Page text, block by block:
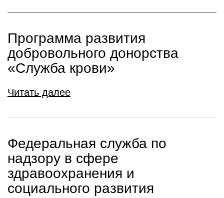
Программа развития
добровольного донорства
«Служба крови»
Читать далее
Федеральная служба по
надзору в сфере
здравоохранения и
социального развития